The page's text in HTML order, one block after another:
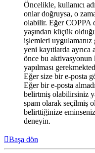
Öncelikle, kullanıcı
onlar doğruysa, o
olabilir. Eğer COPPA
yaşından küçük
işlemleri uygulamanız
yeni kayıtlarda
önce bu aktivasyonun
yapılması
Eğer size bir e-posta
Eğer bir e-posta
belirtmiş olabilirsiniz
spam olarak seçilmiş
belirttiğinize
deneyin.
Başa dön